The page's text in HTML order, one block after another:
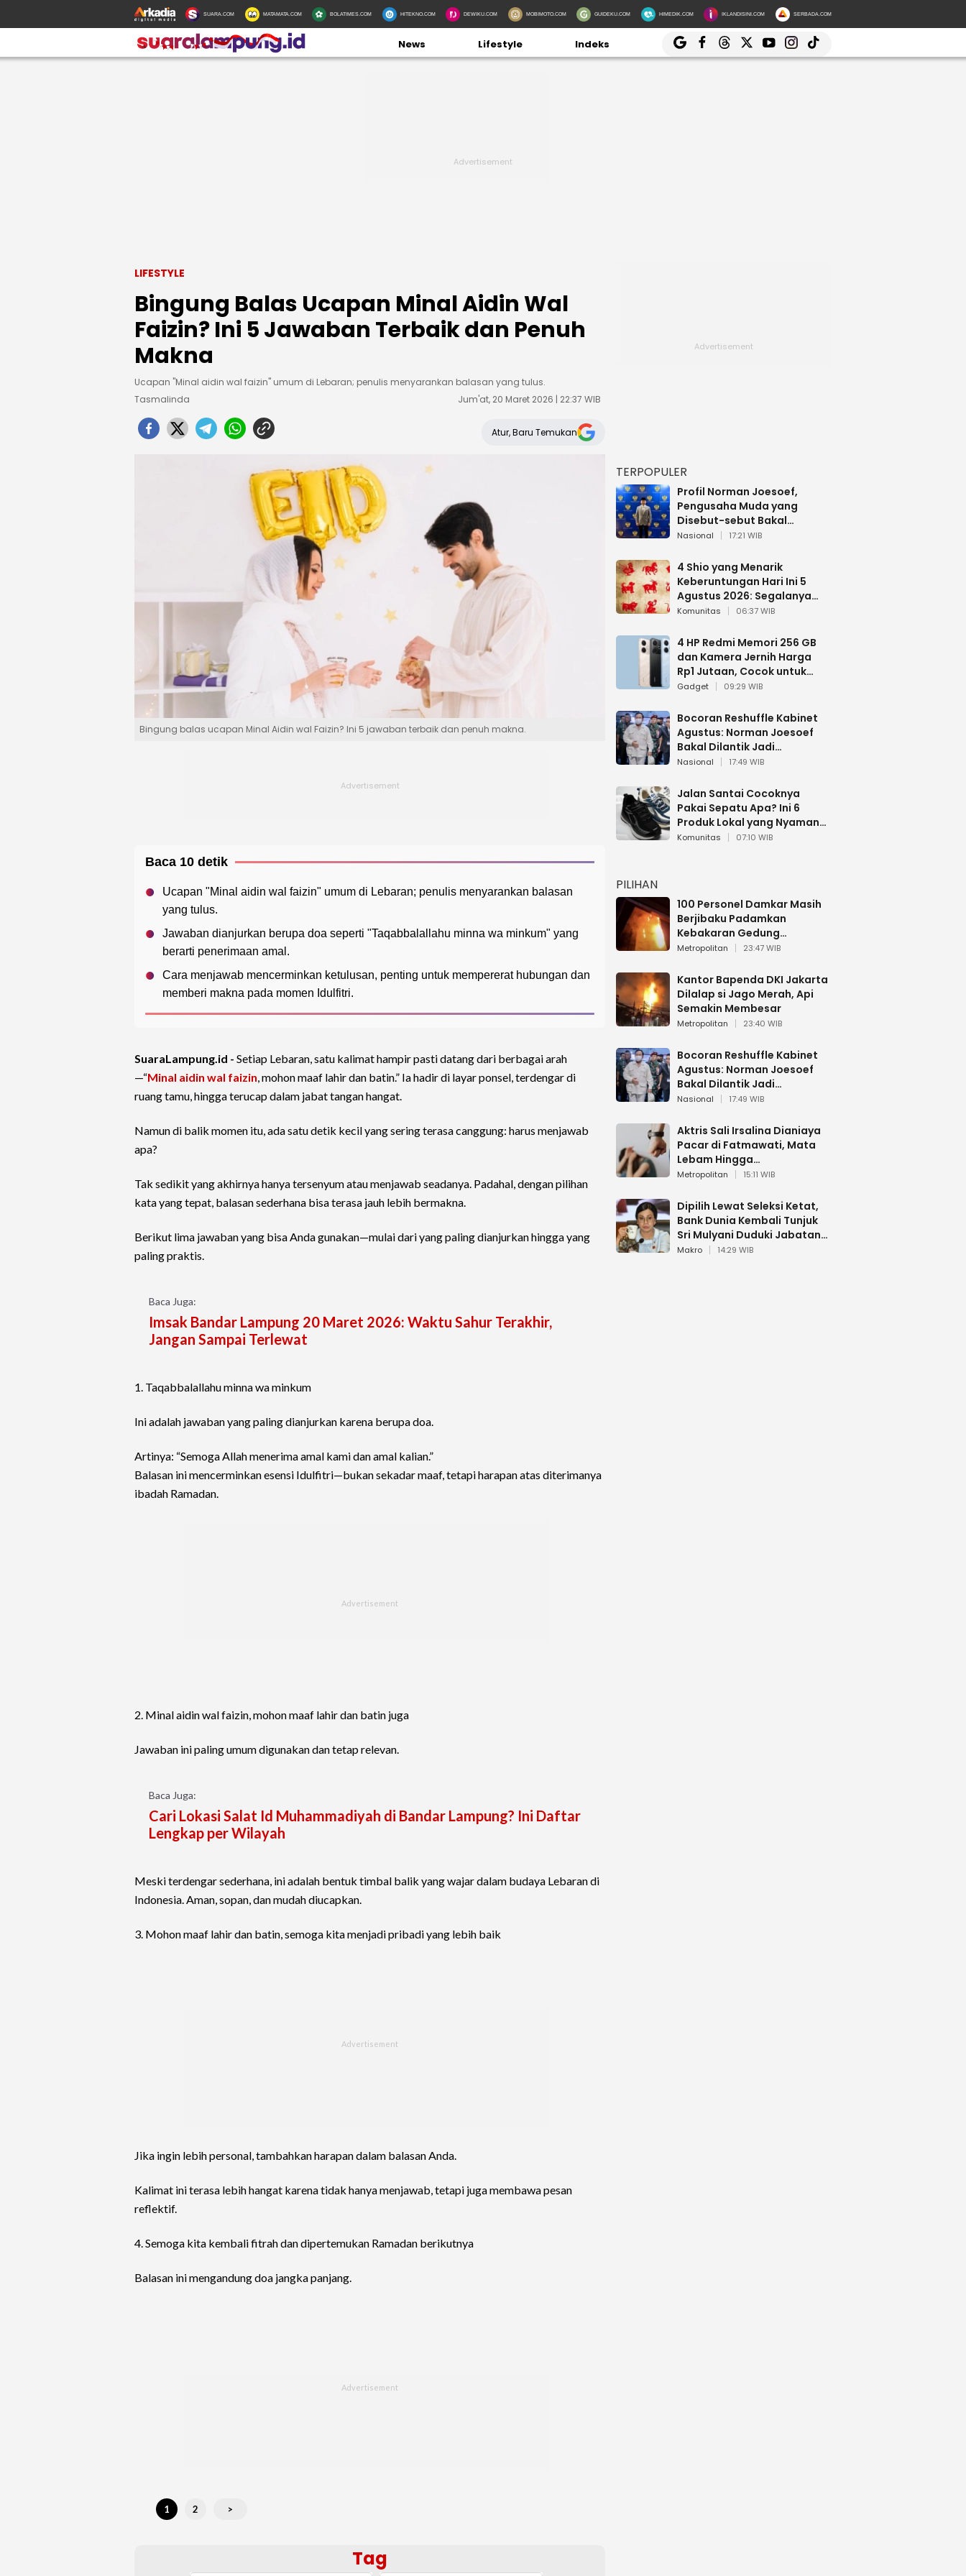
SUARA.COM MATAMATA.COM BOLATIMES.COM HITEKNO.COM DEWIKU.COM MOBIMOTO.COM GUIDEKU.COM HIMEDIK.COM IKLANDISINI.COM SERBADA.COM
News Lifestyle Indeks
LIFESTYLE
Bingung Balas Ucapan Minal Aidin Wal
Faizin? Ini 5 Jawaban Terbaik dan Penuh
Makna
Ucapan "Minal aidin wal faizin" umum di Lebaran; penulis menyarankan balasan yang tulus.
Tasmalinda
Jum'at, 20 Maret 2026 | 22:37 WIB
Atur, Baru Temukan
Bingung balas ucapan Minal Aidin wal Faizin? Ini 5 jawaban terbaik dan penuh makna.
Baca 10 detik
Ucapan "Minal aidin wal faizin" umum di Lebaran; penulis menyarankan balasan
yang tulus.
Jawaban dianjurkan berupa doa seperti "Taqabbalallahu minna wa minkum" yang
berarti penerimaan amal.
Cara menjawab mencerminkan ketulusan, penting untuk mempererat hubungan dan
memberi makna pada momen Idulfitri.
SuaraLampung.id - Setiap Lebaran, satu kalimat hampir pasti datang dari berbagai arah
—“Minal aidin wal faizin, mohon maaf lahir dan batin.” Ia hadir di layar ponsel, terdengar di
ruang tamu, hingga terucap dalam jabat tangan hangat.
Namun di balik momen itu, ada satu detik kecil yang sering terasa canggung: harus menjawab
apa?
Tak sedikit yang akhirnya hanya tersenyum atau menjawab seadanya. Padahal, dengan pilihan
kata yang tepat, balasan sederhana bisa terasa jauh lebih bermakna.
Berikut lima jawaban yang bisa Anda gunakan—mulai dari yang paling dianjurkan hingga yang
paling praktis.
Baca Juga:
Imsak Bandar Lampung 20 Maret 2026: Waktu Sahur Terakhir,
Jangan Sampai Terlewat
1. Taqabbalallahu minna wa minkum
Ini adalah jawaban yang paling dianjurkan karena berupa doa.
Artinya: “Semoga Allah menerima amal kami dan amal kalian.”
Balasan ini mencerminkan esensi Idulfitri—bukan sekadar maaf, tetapi harapan atas diterimanya
ibadah Ramadan.
2. Minal aidin wal faizin, mohon maaf lahir dan batin juga
Jawaban ini paling umum digunakan dan tetap relevan.
Baca Juga:
Cari Lokasi Salat Id Muhammadiyah di Bandar Lampung? Ini Daftar
Lengkap per Wilayah
Meski terdengar sederhana, ini adalah bentuk timbal balik yang wajar dalam budaya Lebaran di
Indonesia. Aman, sopan, dan mudah diucapkan.
3. Mohon maaf lahir dan batin, semoga kita menjadi pribadi yang lebih baik
Jika ingin lebih personal, tambahkan harapan dalam balasan Anda.
Kalimat ini terasa lebih hangat karena tidak hanya menjawab, tetapi juga membawa pesan
reflektif.
4. Semoga kita kembali fitrah dan dipertemukan Ramadan berikutnya
Balasan ini mengandung doa jangka panjang.
1 2 >
Tag
TERPOPULER
Profil Norman Joesoef,
Pengusaha Muda yang
Disebut-sebut Bakal
Dilantik Jadi Wamenhan RI
Nasional 17:21 WIB
4 Shio yang Menarik
Keberuntungan Hari Ini 5
Agustus 2026: Segalanya
Berjalan Lancar
Komunitas 06:37 WIB
4 HP Redmi Memori 256 GB
dan Kamera Jernih Harga
Rp1 Jutaan, Cocok untuk
Multitasking
Gadget 09:29 WIB
Bocoran Reshuffle Kabinet
Agustus: Norman Joesoef
Bakal Dilantik Jadi
Wamenhan RI
Nasional 17:49 WIB
Jalan Santai Cocoknya
Pakai Sepatu Apa? Ini 6
Produk Lokal yang Nyaman
Buat 17 Agustusan
Komunitas 07:10 WIB
PILIHAN
100 Personel Damkar Masih
Berjibaku Padamkan
Kebakaran Gedung
Bapenda DKI
Metropolitan 23:47 WIB
Kantor Bapenda DKI Jakarta
Dilalap si Jago Merah, Api
Semakin Membesar
Metropolitan 23:40 WIB
Bocoran Reshuffle Kabinet
Agustus: Norman Joesoef
Bakal Dilantik Jadi
Wamenhan RI
Nasional 17:49 WIB
Aktris Sali Irsalina Dianiaya
Pacar di Fatmawati, Mata
Lebam Hingga
Diselamatkan Polantas
Metropolitan 15:11 WIB
Dipilih Lewat Seleksi Ketat,
Bank Dunia Kembali Tunjuk
Sri Mulyani Duduki Jabatan
Strategis
Makro 14:29 WIB